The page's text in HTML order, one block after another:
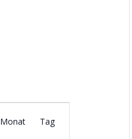
Veranstaltung
Ansichten-
Monat Tag